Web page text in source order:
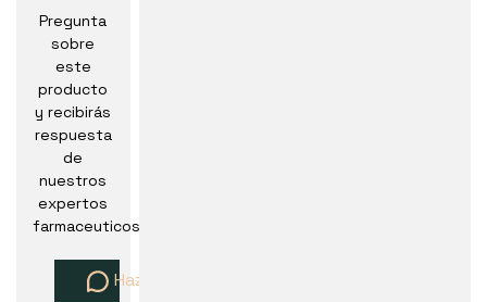
Pregunta
sobre
este
producto
y recibirás
respuesta
de
nuestros
expertos
farmaceuticos
Haz una pregunta